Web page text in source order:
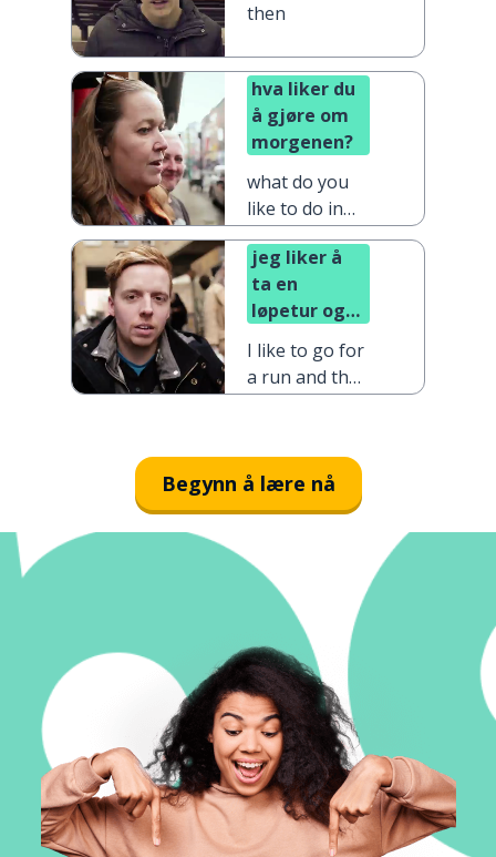
then
hva liker du
å gjøre om
morgenen?
what do you
like to do in
the morning?
jeg liker å
ta en
løpetur og
I like to go for
a run and then
Begynn å lære nå